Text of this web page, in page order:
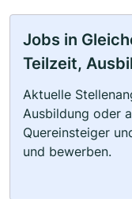
Jobs in
Teilzeit,
Aktuelle
Ausbildung oder
Quereinsteiger
und bewerben.